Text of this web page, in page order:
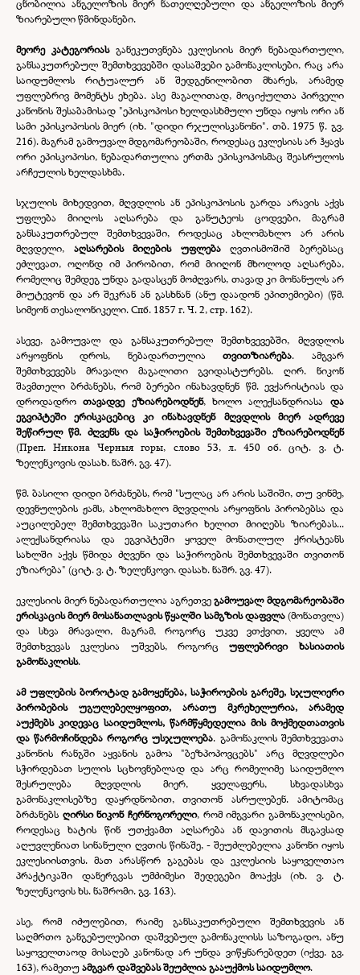
ცნობილია ანგელოზის მიერ ნათელღებული და ანგელოზის მიერ
ზიარებული წმინდანები.
მეორე კატეგორიას განეკუთვნება ეკლესიის მიერ ნებადართული,
განსაკუთრებულ შემთხვევებში დასაშვები გამონაკლისები, რაც არა
საიდუმლოს რიტუალურ ან შედგენილობით მხარეს, არამედ
უფლებრივ მომენტს ეხება. ასე მაგალითად, მოციქულთა პირველი
კანონის შესაბამისად "ეპისკოპოსი ხელდასხმული უნდა იყოს ორი ან
სამი ეპისკოპოსის მიერ (იხ. "დიდი რჯულისკანონი". თბ. 1975 წ. გვ.
216). მაგრამ გამოუვალ მდგომარეობაში, როდესაც ეკლესიას არ ჰყავს
ორი ეპისკოპოსი, ნებადართულია ერთმა ეპისკოპოსმაც შეასრულოს
არჩეულის ხელდასხმა.
სჯულის მიხედვით, მღვდლის ან ეპისკოპოსის გარდა არავის აქვს
უფლება მიიღოს აღსარება და განუტეოს ცოდვები, მაგრამ
განსაკუთრებულ შემთხვევაში, როდესაც ახლომახლო არ არის
მღვდელი, აღსარების მიღების უფლებაღვთისმოშიშ ბერებსაც
ეძლევათ, ოღონდ იმ პირობით, რომ მიიღონ მხოლოდ აღსარება,
რომელიც შემდეგ უნდა გადასცენ მოძღვარს, თავად კი მონანულს არ
მიუტევონ და არ შეკრან ან გასხნან (ანუ დაადონ ეპითემიები) (წმ.
სიმეონ თესალონიკელი. Спб. 1857 г. Ч. 2, стр. 162).
ასევე, გამოუვალ და განსაკუთრებულ შემთხვევებში, მღვდლის
არყოფნის დროს, ნებადართულიათვითზიარება. ამგვარ
შემთხვევებს მრავალი მაგალითი გვიდასტურებს. ღირ. ნიკონ
შავმთელი ბრძანებს, რომ ბერები ინახავდნენ წმ. ევქარისტიას და
დროდადროთავადვე ეზიარებოდნენ, ხოლო ალექსანდრიასა და
ეგვიპტეში ერისკაცებიც კი ინახავდნენ მღვდლის მიერ ადრევე
შეწირულ წმ. ძღვენს და საჭიროების შემთხვევაში ეზიარებოდნენ
(Преп. Никона Черныя горы, слово 53, л. 450 об. ციტ. ვ. ტ.
ზელენკოვის დასახ. ნაშრ. გვ. 47).
წმ. ბასილი დიდი ბრძანებს, რომ "სულაც არ არის საშიში, თუ ვინმე,
დევნულების ჟამს, ახლომახლო მღვდლის არყოფნის პირობებსა და
აუცილებელ შემთხვევაში საკუთარი ხელით მიიღებს ზიარებას...
ალექსანდრიასა და ეგვიპტეში ყოველ მონათლულ ქრისტეანს
სახლში აქვს წმიდა ძღვენი და საჭიროების შემთხვევაში თვითონ
ეზიარება" (ციტ. ვ. ტ. ზელენკოვი. დასახ. ნაშრ. გვ. 47).
ეკლესიის მიერ ნებადართულია აგრეთვეგამოუვალ მდგომარეობაში
ერისკაცის მიერ მოსანათლავის წყალში სამგზის დაფვლა(მონათვლა)
და სხვა მრავალი, მაგრამ, როგორც უკვე ვთქვით, ყველა ამ
შემთხვევას ეკლესია უშვებს, როგორცუფლებრივი ხასიათის
გამონაკლისს.
ამ უფლების ბოროტად გამოყენება, საჭიროების გარეშე, სჯულიერი
პირობების უგულებელყოფით, არათუ მკრეხელურია, არამედ
აუქმებს კიდევაც საიდუმლოს, წარმწყმედელია მის მოქმედთათვის
და წარმოჩინდება როგორც უსჯულოება. გამონაკლის შემთხვევათა
კანონის რანგში აყვანის გამოა "ბეზპოპოვცებს" არც მღვდლები
სჭირდებათ სულის სცხოვნებლად და არც რომელიმე საიდუმლო
შესრულება მღვდლის მიერ, ყველაფერს, სხვადასხვა
გამონაკლისებზე დაყრდნობით, თვითონ ასრულებენ. ამიტომაც
ბრძანებს ღირსი ნიკონ ჩერნოგორელი, რომ იმგვარი გამონაკლისები,
როდესაც ხატის წინ უთქვამთ აღსარება ან დავითის მსგავსად
აღუვლენიათ სინანული ღვთის წინაშე, - შეუძლებელია კანონი იყოს
ეკლესიისთვის. მათ არასწორ გაგებას და ეკლესიის საყოველთაო
პრაქტიკაში დანერგვას უმძიმესი შედეგები მოაქვს (იხ. ვ. ტ.
ზელენკოვის ხს. ნაშრომი. გვ. 163).
ასე, რომ იძულებით, რაიმე განსაკუთრებული შემთხვევის ან
საღმრთო განგებულებით დაშვებულ გამონაკლისს საზოგადო, ანუ
საყოველთაოდ მისაღებ კანონად არ უნდა ვიწყნარებდეთ (იქვე. გვ.
163), რამეთუამგვარ დაშვებას შეუძლია გააუქმოს საიდუმლო.